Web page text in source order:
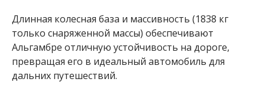
Длинная колесная база и массивность (1838 кг
только снаряженной массы) обеспечивают
Альгамбре отличную устойчивость на дороге,
превращая его в идеальный автомобиль для
дальних путешествий.